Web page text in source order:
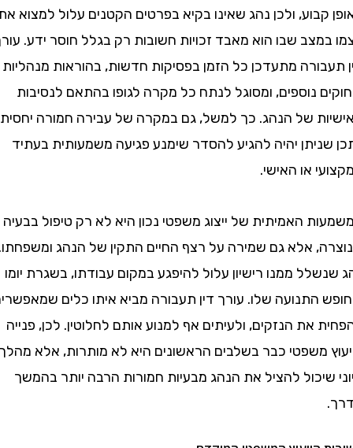
ולכן נהג שאינו בקיא בפרטים הקטנים עלול למצוא את
שבו הוא מאבד זכויות חשובות רק בגלל חוסר ידע. עורך
מתעדכן כל הזמן בפסיקות חדשות, בהוראות מנהליות
נוספים, ומסוגל לנתח כל מקרה לגופו בהתאם לנסיבות
של הנהג. כך למשל, גם במקרה של עבירה חמורה יחסית,
יהיה להגיע להסדר שימנע פגיעה משמעותית בעתיד
או האישי.
האמיתית של ייצוג משפטי נכון היא לא רק טיפול בבעיה
אלא גם שמירה על רצף החיים התקין של הנהג ומשפחתו.
ממנו רישיון עלול להיפגע במקום עבודתו, בשגרת יומו
התנועה שלו. עורך דין תעבורה מביא איתו כלים שמאפשרים
את הנזקים, ולעיתים אף למנוע אותם לחלוטין. לכן, פנייה
משפטי כבר בשלבים הראשונים היא לא מותרות, אלא מהלך
להציל את הנהג מבעיות חמורות הרבה יותר בהמשך